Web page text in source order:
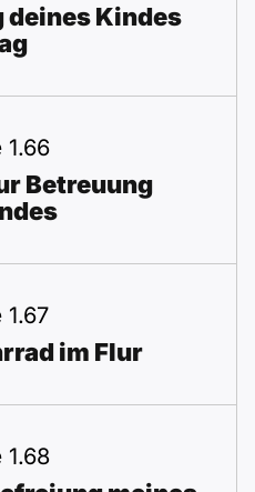
deines Kindes
1.66
Betreuung
1.67
im Flur
1.68